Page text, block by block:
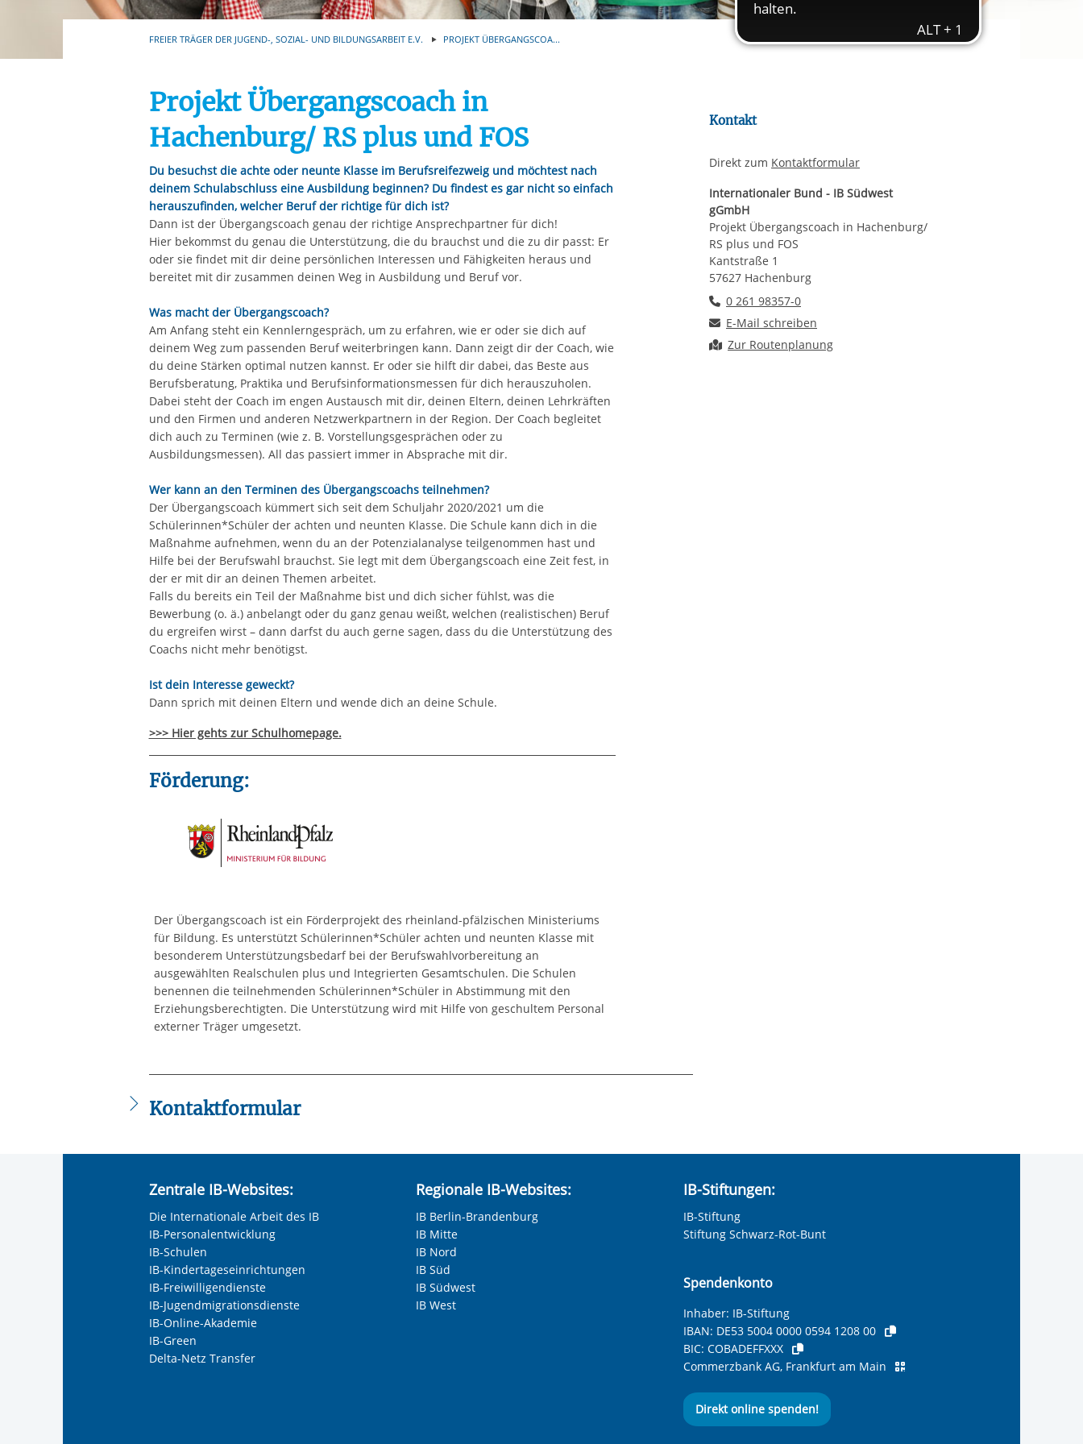
Ihre etwaige Einwilligung erstreckt sich nicht auf notwendige Cookies, die erforderlich zur Bereitstellung
der von Ihnen aufgerufenen und somit gewünschten Website-Funktionen sind. Diese Cookies setzen wir
aufgrund berechtigter Interessen und daher unabhängig von einer Einwilligung.
Automatische Wiedergabe starten/stoppen
FREIER TRÄGER DER JUGEND-, SOZIAL- UND BILDUNGSARBEIT E.V. PROJEKT ÜBERGANGSCOA...
Projekt Übergangscoach in
Hachenburg/ RS plus und FOS
Du besuchst die achte oder neunte Klasse im Berufsreifezweig und möchtest nach
deinem Schulabschluss eine Ausbildung beginnen? Du findest es gar nicht so einfach
herauszufinden, welcher Beruf der richtige für dich ist?
Dann ist der Übergangscoach genau der richtige Ansprechpartner für dich!
Hier bekommst du genau die Unterstützung, die du brauchst und die zu dir passt: Er
oder sie findet mit dir deine persönlichen Interessen und Fähigkeiten heraus und
bereitet mit dir zusammen deinen Weg in Ausbildung und Beruf vor.
Was macht der Übergangscoach?
Am Anfang steht ein Kennlerngespräch, um zu erfahren, wie er oder sie dich auf
deinem Weg zum passenden Beruf weiterbringen kann. Dann zeigt dir der Coach, wie
du deine Stärken optimal nutzen kannst. Er oder sie hilft dir dabei, das Beste aus
Berufsberatung, Praktika und Berufsinformationsmessen für dich herauszuholen.
Dabei steht der Coach im engen Austausch mit dir, deinen Eltern, deinen Lehrkräften
und den Firmen und anderen Netzwerkpartnern in der Region. Der Coach begleitet
dich auch zu Terminen (wie z. B. Vorstellungsgesprächen oder zu
Ausbildungsmessen). All das passiert immer in Absprache mit dir.
Wer kann an den Terminen des Übergangscoachs teilnehmen?
Der Übergangscoach kümmert sich seit dem Schuljahr 2020/2021 um die
Schülerinnen*Schüler der achten und neunten Klasse. Die Schule kann dich in die
Maßnahme aufnehmen, wenn du an der Potenzialanalyse teilgenommen hast und
Hilfe bei der Berufswahl brauchst. Sie legt mit dem Übergangscoach eine Zeit fest, in
der er mit dir an deinen Themen arbeitet.
Falls du bereits ein Teil der Maßnahme bist und dich sicher fühlst, was die
Bewerbung (o. ä.) anbelangt oder du ganz genau weißt, welchen (realistischen) Beruf
du ergreifen wirst – dann darfst du auch gerne sagen, dass du die Unterstützung des
Coachs nicht mehr benötigst.
Ist dein Interesse geweckt?
Dann sprich mit deinen Eltern und wende dich an deine Schule.
>>> Hier gehts zur Schulhomepage.
Förderung:
Der Übergangscoach ist ein Förderprojekt des rheinland-pfälzischen Ministeriums
für Bildung. Es unterstützt Schülerinnen*Schüler achten und neunten Klasse mit
besonderem Unterstützungsbedarf bei der Berufswahlvorbereitung an
ausgewählten Realschulen plus und Integrierten Gesamtschulen. Die Schulen
benennen die teilnehmenden Schülerinnen*Schüler in Abstimmung mit den
Erziehungsberechtigten. Die Unterstützung wird mit Hilfe von geschultem Personal
externer Träger umgesetzt.
Kontaktformular
Keine Angabe
Frau
Herr
Neutrale Anrede
Unternehmen
Nachname, Vorname
Kontakt
Direkt zum Kontaktformular
Internationaler Bund - IB Südwest
gGmbH
Projekt Übergangscoach in Hachenburg/
RS plus und FOS
Kantstraße 1
57627 Hachenburg
Telefonnummer
0 261 98357-0
E-Mail an Projekt Übergangscoach in Hachenburg/ RS plus und
E-Mail schreiben
Route planen
Zur Routenplanung
Zentrale IB-Websites:
Die Internationale Arbeit des IB
IB-Personalentwicklung
IB-Schulen
IB-Kindertageseinrichtungen
IB-Freiwilligendienste
IB-Jugendmigrationsdienste
IB-Online-Akademie
IB-Green
Delta-Netz Transfer
Regionale IB-Websites:
IB Berlin-Brandenburg
IB Mitte
IB Nord
IB Süd
IB Südwest
IB West
IB-Stiftungen:
IB-Stiftung
Stiftung Schwarz-Rot-Bunt
Spendenkonto
Inhaber: IB-Stiftung
IBAN: DE53 5004 0000 0594 1208 00
BIC: COBADEFFXXX
Commerzbank AG, Frankfurt am Main
Direkt online spenden!